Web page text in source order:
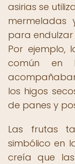
asirias se
mermeladas
para endulzar
Por ejemplo,
común en
los higos
de panes y
Las frutas
simbólico en
creía que